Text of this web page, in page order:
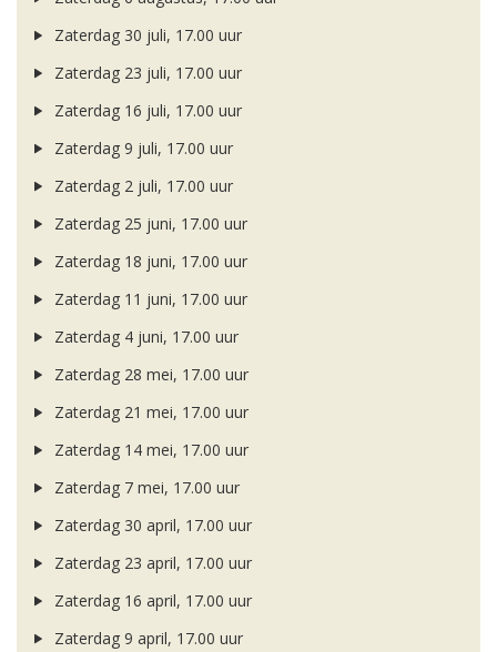
Zaterdag 30 juli, 17.00 uur
Zaterdag 23 juli, 17.00 uur
Zaterdag 16 juli, 17.00 uur
Zaterdag 9 juli, 17.00 uur
Zaterdag 2 juli, 17.00 uur
Zaterdag 25 juni, 17.00 uur
Zaterdag 18 juni, 17.00 uur
Zaterdag 11 juni, 17.00 uur
Zaterdag 4 juni, 17.00 uur
Zaterdag 28 mei, 17.00 uur
Zaterdag 21 mei, 17.00 uur
Zaterdag 14 mei, 17.00 uur
Zaterdag 7 mei, 17.00 uur
Zaterdag 30 april, 17.00 uur
Zaterdag 23 april, 17.00 uur
Zaterdag 16 april, 17.00 uur
Zaterdag 9 april, 17.00 uur